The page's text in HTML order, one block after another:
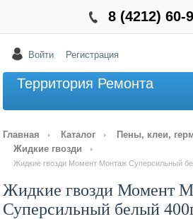
8 (4212) 60-
Войти Регистрация
Территория Ремонта
Главная Каталог Пены, клеи,
Жидкие гвозди
Жидкие гвозди Момент Монтаж Суперсильный
Жидкие гвозди Момент
Суперсильный белый